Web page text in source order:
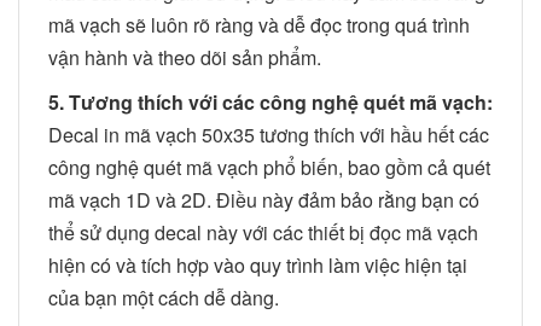
mã vạch sẽ luôn rõ ràng và dễ đọc trong quá trình
vận hành và theo dõi sản phẩm.
5. Tương thích với các công nghệ quét mã vạch:
Decal in mã vạch 50x35 tương thích với hầu hết các
công nghệ quét mã vạch phổ biến, bao gồm cả quét
mã vạch 1D và 2D. Điều này đảm bảo rằng bạn có
thể sử dụng decal này với các thiết bị đọc mã vạch
hiện có và tích hợp vào quy trình làm việc hiện tại
của bạn một cách dễ dàng.